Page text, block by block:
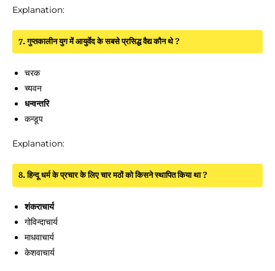
Explanation:
7. गुप्तकालीन युग में आयुर्वेद के सबसे प्रसिद्ध वैद्य कौन थे ?
चरक
च्यवन
धन्वन्तरि
कन्डूप
Explanation:
8. हिन्दू धर्म के प्रचार के लिए चार मठों को किसने स्थापित किया था ?
शंकराचार्य
गोविन्दाचार्य
माधवाचार्य
केशवाचार्य